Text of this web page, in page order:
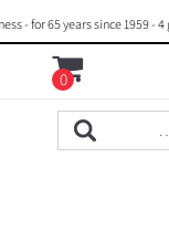
65 years since 1959 - 4
0